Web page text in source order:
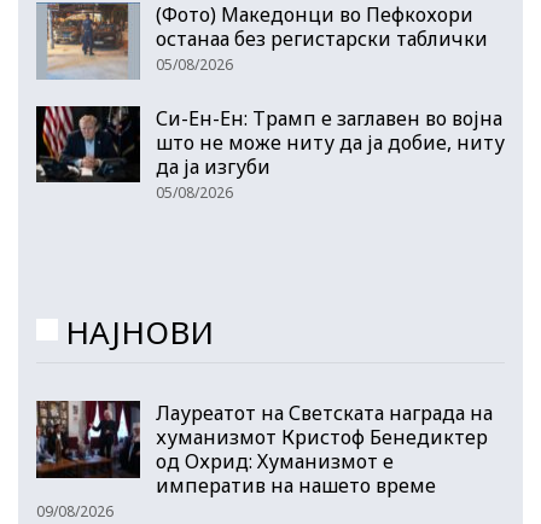
(Фото) Македонци во Пефкохори
останаа без регистарски таблички
05/08/2026
Си-Ен-Ен: Трамп е заглавен во војна
што не може ниту да ја добие, ниту
да ја изгуби
05/08/2026
НАЈНОВИ
Лауреатот на Светската награда на
хуманизмот Кристоф Бенедиктер
од Охрид: Хуманизмот е
императив на нашето време
09/08/2026